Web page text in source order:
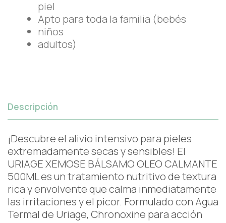
piel
Apto para toda la familia (bebés
niños
adultos)
Descripción
¡Descubre el alivio intensivo para pieles
extremadamente secas y sensibles! El
URIAGE XEMOSE BÁLSAMO OLEO CALMANTE
500ML es un tratamiento nutritivo de textura
rica y envolvente que calma inmediatamente
las irritaciones y el picor. Formulado con Agua
Termal de Uriage, Chronoxine para acción